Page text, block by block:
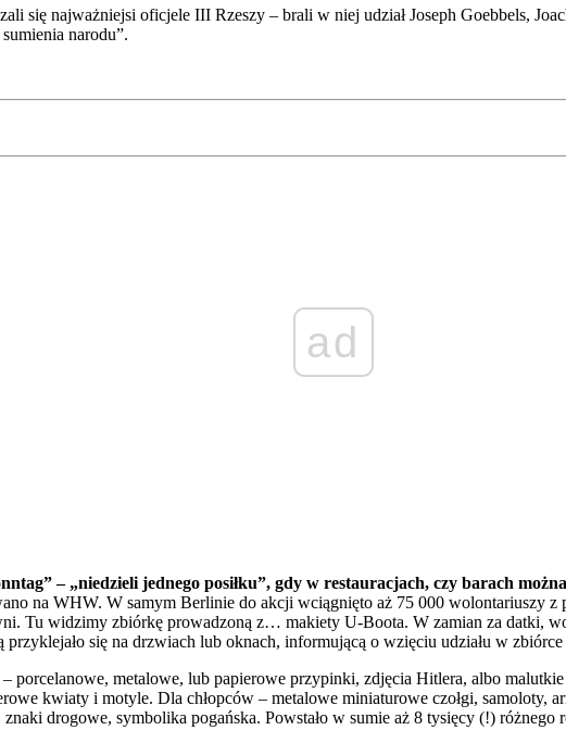
się najważniejsi oficjele III Rzeszy – brali w niej udział Joseph Goebbels,
narodu”.
ad
– „niedzieli jednego posiłku”, gdy w restauracjach, czy barach
na WHW. W samym Berlinie do akcji wciągnięto aż 75 000 wolontariuszy z
Tu widzimy zbiórkę prowadzoną z… makiety U-Boota. W zamian za datki,
się na drzwiach lub oknach, informującą o wzięciu udziału w
porcelanowe, metalowe, lub papierowe przypinki, zdjęcia Hitlera, albo
kwiaty i motyle. Dla chłopców – metalowe miniaturowe czołgi, samoloty,
drogowe, symbolika pogańska. Powstało w sumie aż 8 tysięcy (!) różnego